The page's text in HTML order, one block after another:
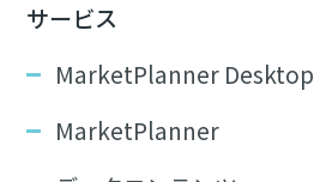
サービス
MarketPlanner Desktop
MarketPlanner